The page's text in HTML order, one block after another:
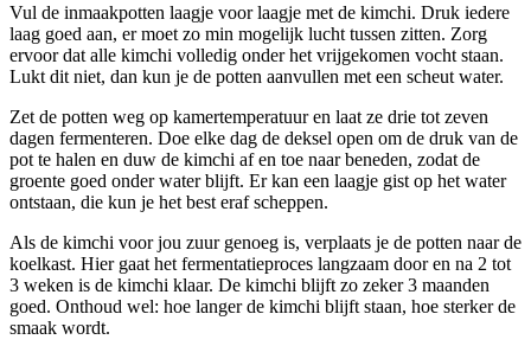
Vul de inmaakpotten laagje voor laagje met de kimchi. Druk iedere
laag goed aan, er moet zo min mogelijk lucht tussen zitten. Zorg
ervoor dat alle kimchi volledig onder het vrijgekomen vocht staan.
Lukt dit niet, dan kun je de potten aanvullen met een scheut water.
Zet de potten weg op kamertemperatuur en laat ze drie tot zeven
dagen fermenteren. Doe elke dag de deksel open om de druk van de
pot te halen en duw de kimchi af en toe naar beneden, zodat de
groente goed onder water blijft. Er kan een laagje gist op het water
ontstaan, die kun je het best eraf scheppen.
Als de kimchi voor jou zuur genoeg is, verplaats je de potten naar de
koelkast. Hier gaat het fermentatieproces langzaam door en na 2 tot
3 weken is de kimchi klaar. De kimchi blijft zo zeker 3 maanden
goed. Onthoud wel: hoe langer de kimchi blijft staan, hoe sterker de
smaak wordt.